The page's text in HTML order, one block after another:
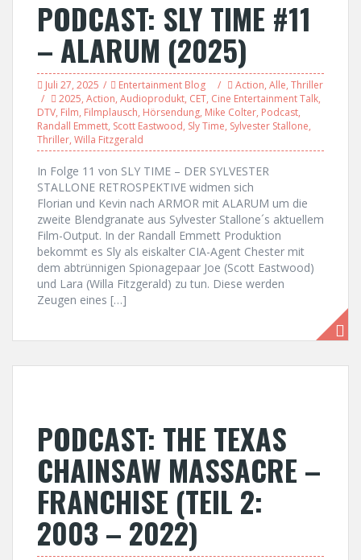
PODCAST: SLY TIME #11
– ALARUM (2025)
Juli 27, 2025 Entertainment Blog Action, Alle, Thriller
2025, Action, Audioprodukt, CET, Cine Entertainment Talk,
DTV, Film, Filmplausch, Hörsendung, Mike Colter, Podcast,
Randall Emmett, Scott Eastwood, Sly Time, Sylvester Stallone,
Thriller, Willa Fitzgerald
In Folge 11 von SLY TIME – DER SYLVESTER
STALLONE RETROSPEKTIVE widmen sich
Florian und Kevin nach ARMOR mit ALARUM um die
zweite Blendgranate aus Sylvester Stallone´s aktuellem
Film-Output. In der Randall Emmett Produktion
bekommt es Sly als eiskalter CIA-Agent Chester mit
dem abtrünnigen Spionagepaar Joe (Scott Eastwood)
und Lara (Willa Fitzgerald) zu tun. Diese werden
Zeugen eines […]
PODCAST: THE TEXAS
CHAINSAW MASSACRE –
FRANCHISE (TEIL 2:
2003 – 2022)